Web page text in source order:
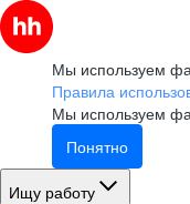
Мы используем
Правила
Мы используем
Понятно
Ищу работу